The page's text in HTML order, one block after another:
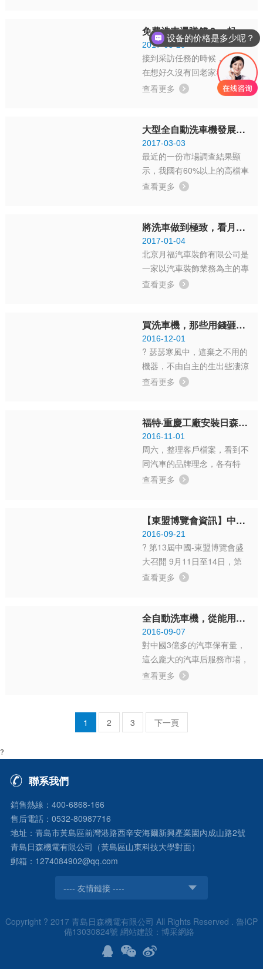
業。以北京為例：用傳統的洗
車設備和方式，清洗一部轎車
用水量在90—130升水之間，
那我們按照每一部汽車...
免費洗車還賺錢？一起去瞅瞅
2017-03-29
接到采訪任務的時候，小編正
在想好久沒有回老家看看了，
什么時候找個機會回去看看父
竟，位置在山東臨沂市莒南
縣。小編是臨沂人，剛好可以
借這個機會回家看看，于是，
整理行裝，就出發了。中午
就...
查看更多
大型全自動洗車機發展形勢看好
2017-03-03
最近的一份市場調查結果顯
示，我國有60%以上的高檔車
車主有給汽車做美容保養的習
40%的共同交通用車也會定時
進行維修保養。50%左右的私
家車車主會在掌握基本技術的
情況下自主進行汽車...
查看更多
將洗車做到極致，看月福如何賺錢！
2017-01-04
北京月福汽車裝飾有限公司是
一家以汽車裝飾業務為主的專
業公司，其下屬的十一家分公
飾、銷售汽車配件等服務皆可
提供，但更值得一提的是月福
公司的洗車業務，堪稱一絕！
在1999年...
查看更多
買洗車機，那些用錢砸出來的經驗，值得一看！
2016-12-01
? 瑟瑟寒風中，這棄之不用的
機器，不由自主的生出些凄涼
之感，用了一年多，就這樣廢
的小油站吧，修修還能湊合
用。站長說，算了，當廢鐵處
理了吧，加油站的圈子太小
了，自已在湊合上...
查看更多
福特·重慶工廠安裝日森隧道式洗車機，將清洗養護做到極致
2016-11-01
周六，整理客戶檔案，看到不
同汽車的品牌理念，各有特
色，但有共同的一點，他們之
已獨特的過人之處，越是好的
品牌，越是有嚴謹的要求和堅
定的原則。 ? 福特·重慶工廠
...
查看更多
【東盟博覽會資訊】中石油參會團夜訪日森洗車機
2016-09-21
? 第13屆中國-東盟博覽會盛
大召開 9月11日至14日，第
十三屆中國—東盟博覽會暨中
圍繞“共建21世紀海上絲綢之
路，聚焦構建互利合作網絡、
新型合作模式、多元合作...
查看更多
全自動洗車機，從能用，到能用得住，這中間的距離有多遠？
2016-09-07
對中國3億多的汽車保有量，
這么龐大的汽車后服務市場，
各廠商紛紛都想來分占這塊大
也是參差不齊，林立市場。 ?
洗車設備良莠不齊，各層次質
不...
查看更多
1 2 3 下一頁
?
聯系我們
銷售熱線：400-6868-166
售后電話：0532-80987716
地址：青島市黃島區前灣港路西辛安海爾新興產業園內成山路2號
青島日森機電有限公司（黃島區山東科技大學對面）
郵箱：1274084902@qq.com
---- 友情鏈接 ----
Copyright ? 2017 青島日森機電有限公司 All Rights Reserved . 魯ICP
備13030824號 網站建設 ： 博采網絡
设备的价格是多少呢？
免费安装吗？